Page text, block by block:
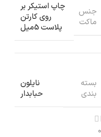
جنس
ماکت
چاپ استیکر بر
روی کارتن
پلاست 5میل
بسته
بندی
نایلون
حبابدار